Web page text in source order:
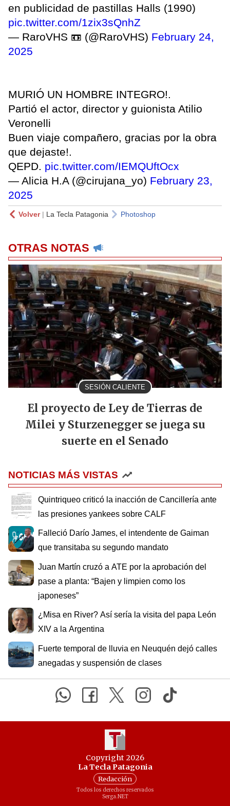
en publicidad de pastillas Halls (1990)
pic.twitter.com/1zix3sQnhZ
— RaroVHS 📼 (@RaroVHS) February 24,
2025
MURIÓ UN HOMBRE INTEGRO!.
Partió el actor, director y guionista Atilio
Veronelli
Buen viaje compañero, gracias por la obra
que dejaste!.
QEPD. pic.twitter.com/IEMQUftOcx
— Alicia H.A (@cirujana_yo) February 23,
2025
Volver| La Tecla Patagonia Photoshop
OTRAS NOTAS
SESIÓN CALIENTE
El proyecto de Ley de Tierras de
Milei y Sturzenegger se juega su
suerte en el Senado
NOTICIAS MÁS VISTAS
Quintriqueo criticó la inacción de Cancillería ante
las presiones yankees sobre CALF
Falleció Darío James, el intendente de Gaiman
que transitaba su segundo mandato
Juan Martín cruzó a ATE por la aprobación del
pase a planta: “Bajen y limpien como los
japoneses”
¿Misa en River? Así sería la visita del papa León
XIV a la Argentina
Fuerte temporal de lluvia en Neuquén dejó calles
anegadas y suspensión de clases
Copyright 2026
La Tecla Patagonia
Redacción
Todos los derechos reservados
Serga.NET